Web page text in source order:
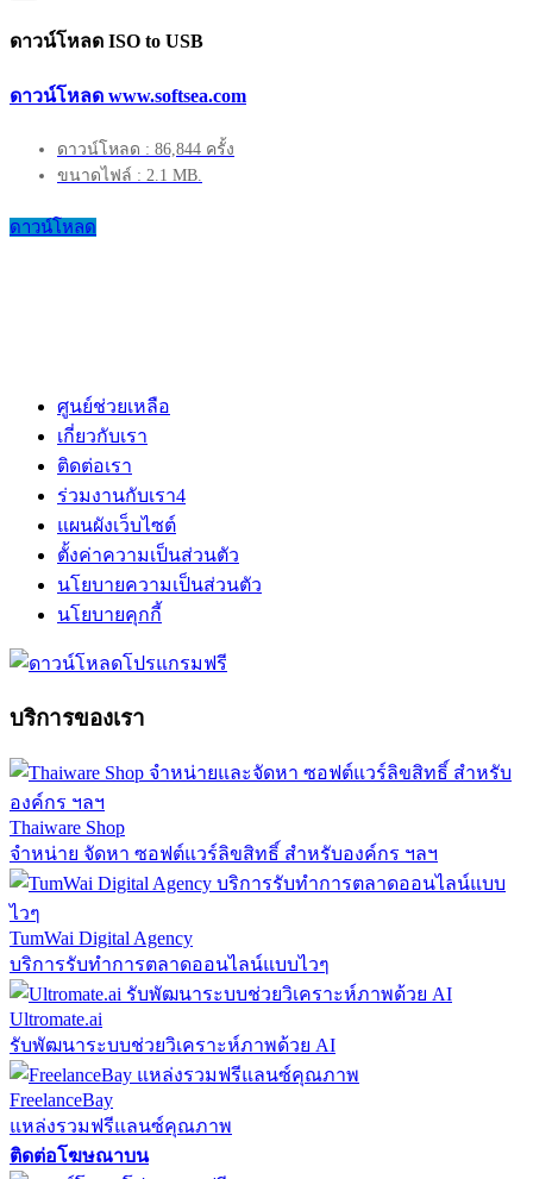
ดาวน์โหลด ISO to USB
ดาวน์โหลด www.softsea.com
ดาวน์โหลด : 86,844 ครั้ง
ขนาดไฟล์ : 2.1 MB.
ดาวน์โหลด
ศูนย์ช่วยเหลือ
เกี่ยวกับเรา
ติดต่อเรา
ร่วมงานกับเรา4
แผนผังเว็บไซต์
ตั้งค่าความเป็นส่วนตัว
นโยบายความเป็นส่วนตัว
นโยบายคุกกี้
บริการของเรา
Thaiware Shop
จำหน่าย จัดหา ซอฟต์แวร์ลิขสิทธิ์ สำหรับองค์กร ฯลฯ
TumWai Digital Agency
บริการรับทำการตลาดออนไลน์แบบไวๆ
Ultromate.ai
รับพัฒนาระบบช่วยวิเคราะห์ภาพด้วย AI
FreelanceBay
แหล่งรวมฟรีแลนซ์คุณภาพ
ติดต่อโฆษณาบน